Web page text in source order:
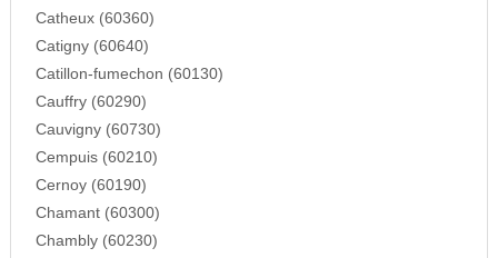
Catheux (60360)
Catigny (60640)
Catillon-fumechon (60130)
Cauffry (60290)
Cauvigny (60730)
Cempuis (60210)
Cernoy (60190)
Chamant (60300)
Chambly (60230)